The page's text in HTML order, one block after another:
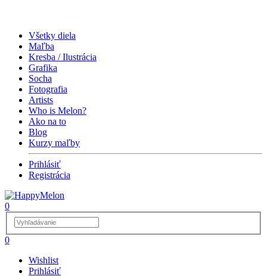
Všetky diela
Maľba
Kresba / Ilustrácia
Grafika
Socha
Fotografia
Artists
Who is Melon?
Ako na to
Blog
Kurzy maľby
Prihlásiť
Registrácia
0
0
Wishlist
Prihlásiť